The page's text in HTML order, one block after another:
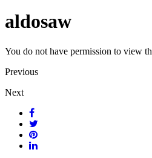
aldosaw
You do not have permission to view
Previous
Next